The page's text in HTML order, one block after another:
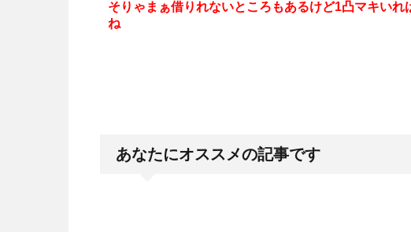
そりゃまぁ借りれないところもあるけど1凸マキい
ね
あなたにオススメの記事です